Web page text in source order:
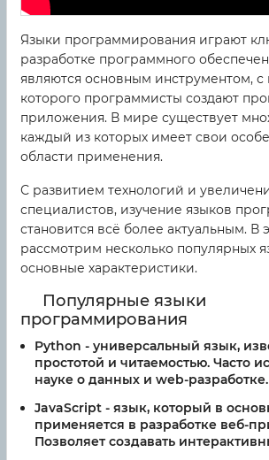
Языки программирования играют
разработке программного
являются основным инструментом,
которого программисты создают
приложения. В мире существует
каждый из которых имеет свои
области применения.
С развитием технологий и
специалистов, изучение языков
становится всё более актуальным. В
рассмотрим несколько популярных
основные характеристики.
Популярные языки
программирования
Python - универсальный язык,
простотой и читаемостью. Часто
науке о данных и web-разработке.
JavaScript - язык, который в
применяется в разработке веб-
Позволяет создавать